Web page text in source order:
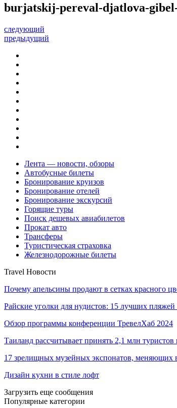
burjatskij-pereval-djatlova-
следующий
предыдущий
Лента — новости, обзоры
Автобусные билеты
Бронирование круизов
Бронирование отелей
Бронирование экскурсий
Горящие туры
Поиск дешевых авиабилетов
Прокат авто
Трансферы
Туристическая страховка
Железнодорожные билеты
Travel Новости
Почему апельсины продают в сетках красного
Райские уголки для нудистов: 15 лучших
Обзор программы конференции ТревелХаб 2024
Таиланд рассчитывает принять 2,1 млн
17 зрелищных музейных экспонатов, меняющих
Дизайн кухни в стиле лофт
Загрузить еще сообщения
Популярные категории